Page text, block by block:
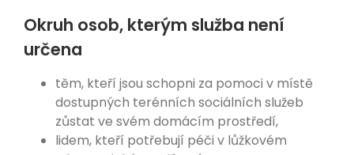
Okruh osob, kterým služba není
určena
těm, kteří jsou schopni za pomoci v místě
dostupných terénních sociálních služeb
zůstat ve svém domácím prostředí,
lidem, kteří potřebují péči v lůžkovém